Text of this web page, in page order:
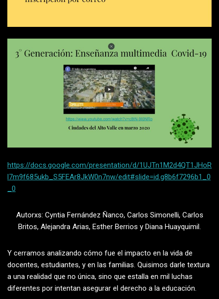
https://docs.google.com/presentation/d/1UJTn1M2d4QT1JHoR
l7m9f685ukb_S5FEAr8JkW0n7nw/edit#slide=id.g8b6f7296b1_0
_0
Autorxs: Cyntia Fernández Ñanco, Carlos Simonelli, Carlos
Britos, Alejandra Arias, Esther Berrios y Diana Huayquimil.
Y cerramos analizando cómo fue el impacto en la vida de
docentes, estudiantes, y en las familias. Quisimos darle textura
a una realidad que no única, sino que estalla en mil luchas
diferentes por intentan asegurar el derecho a la educación.